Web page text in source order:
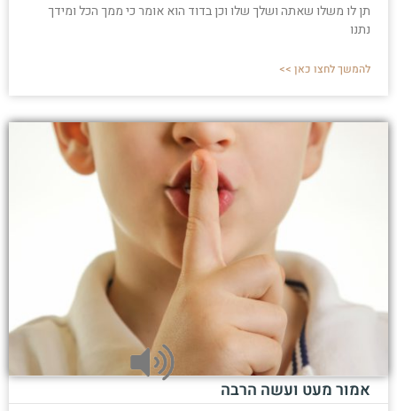
תן לו משלו שאתה ושלך שלו וכן בדוד הוא אומר כי ממך הכל ומידך
נתנו
להמשך לחצו כאן >>
אמור מעט ועשה הרבה